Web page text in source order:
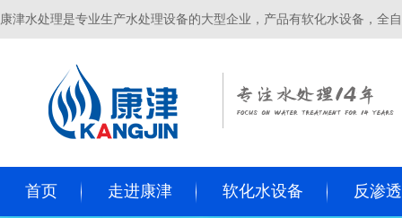
康津水处理是专业生产水处理设备的大型企业，产品有软化水设备，全
首页 走进康津 软化水设备 反渗